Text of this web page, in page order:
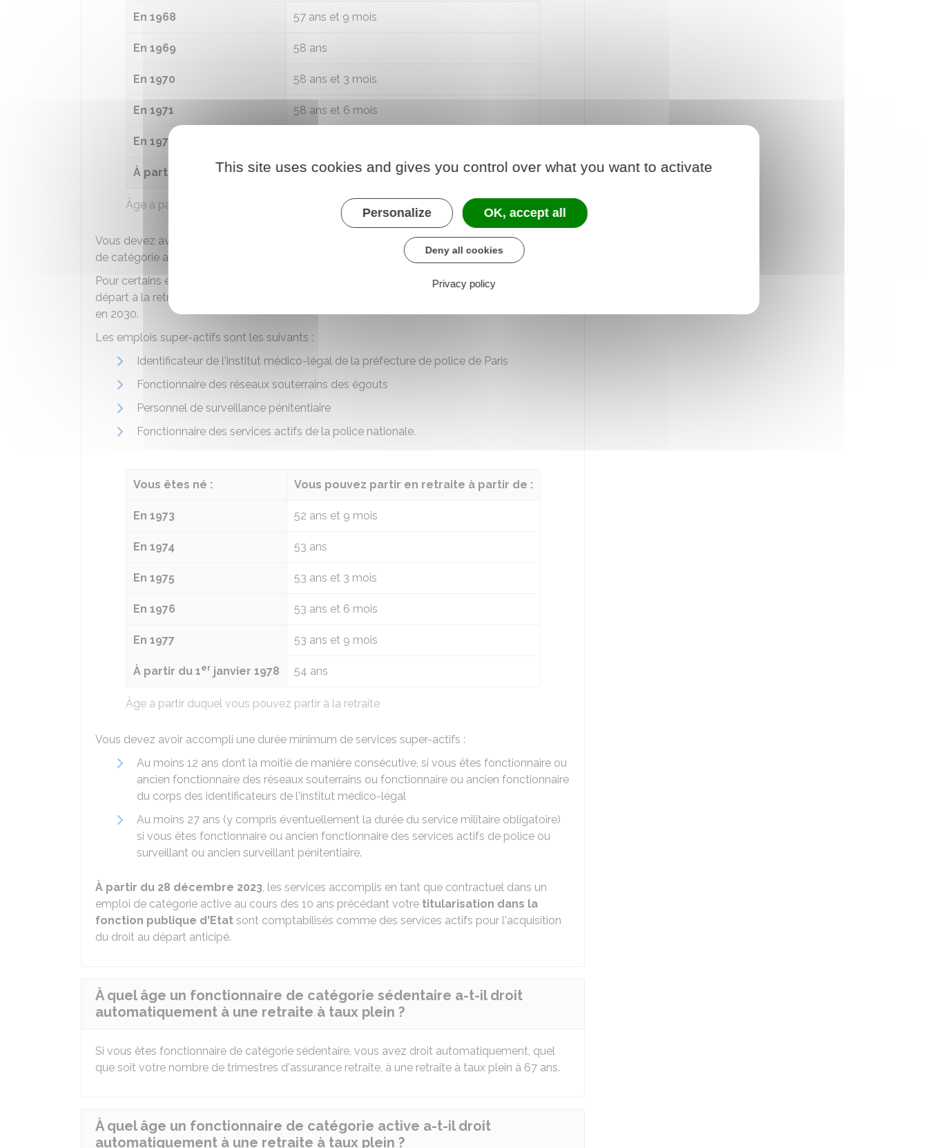
Âge à partir duquel vous pouvez partir à la retraite
En 1968 57 ans et 9 mois
En 1969 58 ans
En 1970 58 ans et 3 mois
En 1971 58 ans et 6 mois
En 1972
À partir du 1 janvier 1973 59 ans
Vous devez avoir accompli au moins 17 ans de services actifs dans un ou plusieurs emplois
de catégorie active.
Pour certains emplois dits
et pour les contrôleurs aériens, l'âge minimum de
départ à la retraite est relevé, à partir de 52 ans, de 3 mois par an pour atteindre 54 ans
en 2030.
Les emplois super-actifs sont les suivants :
Identificateur de l'institut médico-légal de la préfecture de police de Paris
Fonctionnaire des réseaux souterrains des égouts
Personnel de surveillance pénitentiaire
Fonctionnaire des services actifs de la police nationale.
Âge à partir duquel vous pouvez partir à la retraite
Vous êtes né : Vous pouvez partir en retraite à partir de :
En 1973 52 ans et 9 mois
En 1974 53 ans
En 1975 53 ans et 3 mois
En 1976 53 ans et 6 mois
En 1977 53 ans et 9 mois
À partir du 1erjanvier 1978 54 ans
Vous devez avoir accompli une durée minimum de services super-actifs :
Au moins 12 ans dont la moitié de manière consécutive, si vous êtes fonctionnaire ou
ancien fonctionnaire des réseaux souterrains ou fonctionnaire ou ancien fonctionnaire
du corps des identificateurs de l'institut médico-légal
Au moins 27 ans (y compris éventuellement la durée du service militaire obligatoire)
si vous êtes fonctionnaire ou ancien fonctionnaire des services actifs de police ou
surveillant ou ancien surveillant pénitentiaire.
À partir du 28 décembre 2023, les services accomplis en tant que contractuel dans un
emploi de catégorie active au cours des 10 ans précédant votre titularisation dans la
fonction publique d'Etat sont comptabilisés comme des services actifs pour l'acquisition
du droit au départ anticipé.
À quel âge un fonctionnaire de catégorie sédentaire a-t-il droit
automatiquement à une retraite à taux plein ?
Si vous êtes fonctionnaire de catégorie sédentaire, vous avez droit automatiquement, quel
que soit votre nombre de trimestres d'assurance retraite, à une retraite à taux plein à 67 ans.
À quel âge un fonctionnaire de catégorie active a-t-il droit
automatiquement à une retraite à taux plein ?
This site uses cookies and gives you control over what you want to activate
Personalize OK, accept all
Deny all cookies
Privacy policy